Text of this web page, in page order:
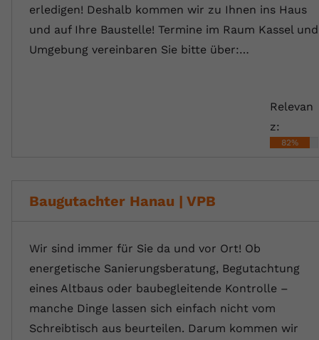
erledigen! Deshalb kommen wir zu Ihnen ins Haus
und auf Ihre Baustelle! Termine im Raum Kassel und
Umgebung vereinbaren Sie bitte über:…
Relevan
z:
82%
Baugutachter Hanau | VPB
Wir sind immer für Sie da und vor Ort! Ob
energetische Sanierungsberatung, Begutachtung
eines Altbaus oder baubegleitende Kontrolle –
manche Dinge lassen sich einfach nicht vom
Schreibtisch aus beurteilen. Darum kommen wir